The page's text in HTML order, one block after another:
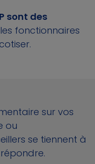
sont des
fonctionnaires
sur vos
ou
se tiennent à